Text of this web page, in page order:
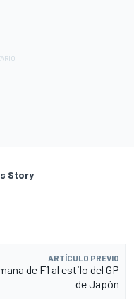
Story
ARTÍCULO PREVIO
de F1 al estilo del GP
de Japón